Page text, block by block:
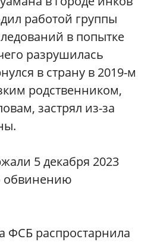
работой группы
в попытке
разрушилась
в страну в 2019-м
родственником,
застрял из-за
5 декабря 2023
обвинению
ФСБ распростарнила